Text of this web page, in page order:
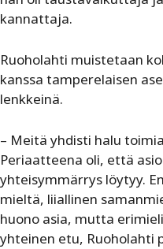
kannattaja.
Ruoholahti muistetaan
kanssa tamperelaisen
lenkkeinä.
– Meitä yhdisti halu
Periaatteena oli, että
yhteisymmärrys löytyy.
mieltä, liiallinen
huono asia, mutta
yhteinen etu, Ruoholahti